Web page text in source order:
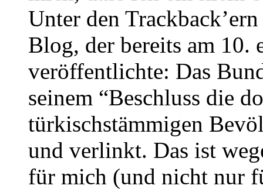
Unter den
Blog, der bereits am 10.
veröffentlichte: Das
seinem “Beschluss die
türkischstämmigen
und verlinkt. Das ist
für mich (und nicht nur